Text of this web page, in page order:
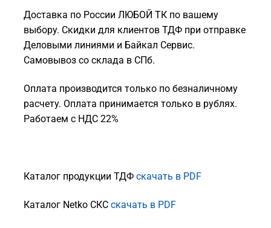
Доставка по России ЛЮБОЙ ТК по вашему
выбору. Скидки для клиентов ТДФ при отправке
Деловыми линиями и Байкал Сервис.
Самовывоз со склада в СПб.
Оплата производится только по безналичному
расчету. Оплата принимается только в рублях.
Работаем с НДС 22%
Каталог продукции ТДФ скачать в PDF
Каталог Netko СКС скачать в PDF